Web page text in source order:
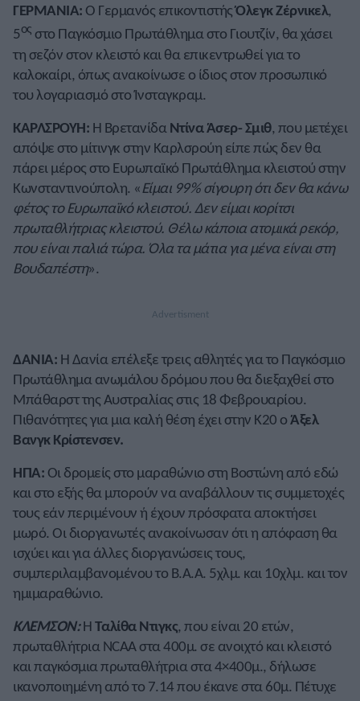
ΓΕΡΜΑΝΙΑ: Ο Γερμανός επικοντιστήςΌλεγκ Ζέρνικελ,
5ος στο Παγκόσμιο Πρωτάθλημα στο Γιουτζίν, θα χάσει
τη σεζόν στον κλειστό και θα επικεντρωθεί για το
καλοκαίρι, όπως ανακοίνωσε ο ίδιος στον προσωπικό
του λογαριασμό στο Ίνσταγκραμ.
ΚΑΡΛΣΡΟΥΗ: Η ΒρετανίδαΝτίνα Άσερ- Σμιθ, που μετέχει
απόψε στο μίτινγκ στην Καρλσρούη είπε πώς δεν θα
πάρει μέρος στο Ευρωπαϊκό Πρωτάθλημα κλειστού στην
Κωνσταντινούπολη. «Είμαι 99% σίγουρη ότι δεν θα κάνω
φέτος το Ευρωπαϊκό κλειστού. Δεν είμαι κορίτσι
πρωταθλήτριας κλειστού. Θέλω κάποια ατομικά ρεκόρ,
που είναι παλιά τώρα. Όλα τα μάτια για μένα είναι στη
Βουδαπέστη».
ΔΑΝΙΑ: Η Δανία επέλεξε τρεις αθλητές για το Παγκόσμιο
Πρωτάθλημα ανωμάλου δρόμου που θα διεξαχθεί στο
Μπάθαρστ της Αυστραλίας στις 18 Φεβρουαρίου.
Πιθανότητες για μια καλή θέση έχει στην Κ20 οΆξελ
Βανγκ Κρίστενσεν.
ΗΠΑ: Οι δρομείς στο μαραθώνιο στη Βοστώνη από εδώ
και στο εξής θα μπορούν να αναβάλλουν τις συμμετοχές
τους εάν περιμένουν ή έχουν πρόσφατα αποκτήσει
μωρό. Οι διοργανωτές ανακοίνωσαν ότι η απόφαση θα
ισχύει και για άλλες διοργανώσεις τους,
συμπεριλαμβανομένου το B.A.A. 5χλμ. και 10χλμ. και τον
ημιμαραθώνιο.
ΚΛΕΜΣΟΝ:ΗΤαλίθα Ντιγκς,που είναι 20 ετών,
πρωταθλήτρια NCAA στα 400μ. σε ανοιχτό και κλειστό
και παγκόσμια πρωταθλήτρια στα 4×400μ., δήλωσε
ικανοποιημένη από το 7.14 που έκανε στα 60μ. Πέτυχε